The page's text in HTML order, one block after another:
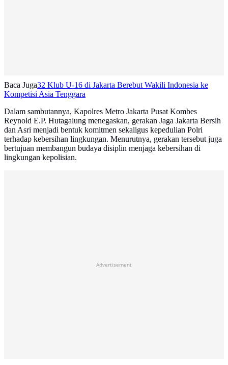
Baca Juga32 Klub U-16 di Jakarta Berebut Wakili Indonesia ke
Kompetisi Asia Tenggara
Dalam sambutannya, Kapolres Metro Jakarta Pusat Kombes
Reynold E.P. Hutagalung menegaskan, gerakan Jaga Jakarta Bersih
dan Asri menjadi bentuk komitmen sekaligus kepedulian Polri
terhadap kebersihan lingkungan. Menurutnya, gerakan tersebut juga
bertujuan membangun budaya disiplin menjaga kebersihan di
lingkungan kepolisian.
Advertisement